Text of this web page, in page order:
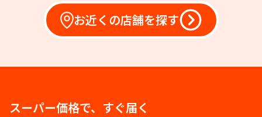
お近くの店舗を探す
スーパー価格で、すぐ届く